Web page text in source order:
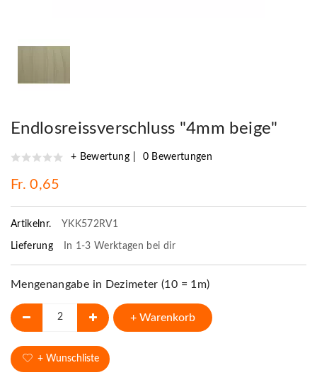
Endlosreissverschluss "4mm beige"
+ Bewertung 0 Bewertungen
Fr. 0,65
Artikelnr. YKK572RV1
Lieferung In 1-3 Werktagen bei dir
Mengenangabe in Dezimeter (10 = 1m)
+ Warenkorb
+ Wunschliste